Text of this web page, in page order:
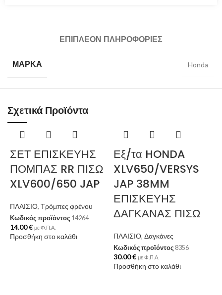
ΕΠΙΠΛΈΟΝ ΠΛΗΡΟΦΟΡΊΕΣ
ΜΆΡΚΑ Honda
Σχετικά Προϊόντα
ΣΕΤ ΕΠΙΣΚΕΥΗΣ
ΠΟΜΠΑΣ RR ΠΙΣΩ
XLV600/650 JAP
ΠΛΑΙΣΙΟ, Τρόμπες φρένου
Κωδικός προϊόντος 14264
14.00€ με Φ.Π.Α.
Προσθήκη στο καλάθι
Εξ/τα HONDA
XLV650/VERSYS
JAP 38MM
ΕΠΙΣΚΕΥΗΣ
ΔΑΓΚΑΝΑΣ ΠΙΣΩ
ΠΛΑΙΣΙΟ, Δαγκάνες
Κωδικός προϊόντος 8356
30.00€ με Φ.Π.Α.
Προσθήκη στο καλάθι